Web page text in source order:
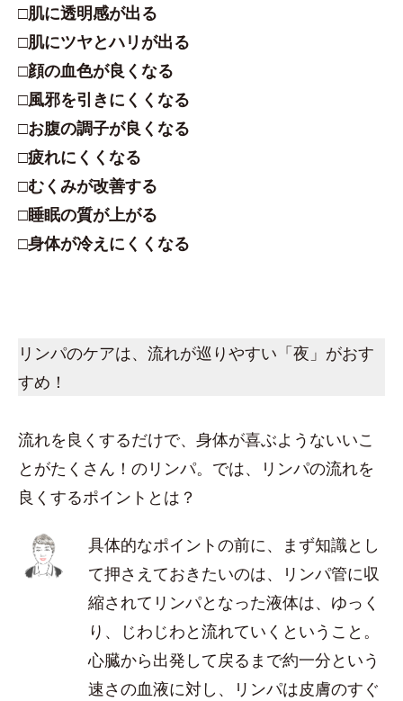
□肌に透明感が出る
□肌にツヤとハリが出る
□顔の血色が良くなる
□風邪を引きにくくなる
□お腹の調子が良くなる
□疲れにくくなる
□むくみが改善する
□睡眠の質が上がる
□身体が冷えにくくなる
リンパのケアは、流れが巡りやすい「夜」がおす
すめ！
流れを良くするだけで、身体が喜ぶようないいこ
とがたくさん！のリンパ。では、リンパの流れを
良くするポイントとは？
具体的なポイントの前に、まず知識とし
て押さえておきたいのは、リンパ管に収
縮されてリンパとなった液体は、ゆっく
り、じわじわと流れていくということ。
心臓から出発して戻るまで約一分という
速さの血液に対し、リンパは皮膚のすぐ